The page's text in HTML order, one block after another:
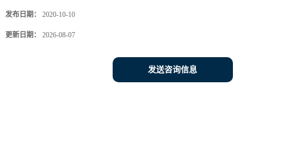
发布日期： 2020-10-10
更新日期： 2026-08-07
发送咨询信息